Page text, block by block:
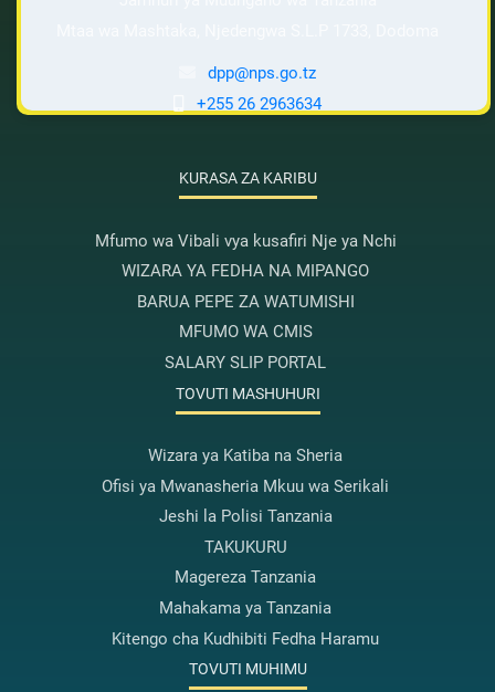
dpp@nps.go.tz
+255 26 2963634
KURASA ZA KARIBU
Mfumo wa Vibali vya kusafiri Nje ya Nchi
WIZARA YA FEDHA NA MIPANGO
BARUA PEPE ZA WATUMISHI
MFUMO WA CMIS
SALARY SLIP PORTAL
TOVUTI MASHUHURI
Wizara ya Katiba na Sheria
Ofisi ya Mwanasheria Mkuu wa Serikali
Jeshi la Polisi Tanzania
TAKUKURU
Magereza Tanzania
Mahakama ya Tanzania
Kitengo cha Kudhibiti Fedha Haramu
TOVUTI MUHIMU